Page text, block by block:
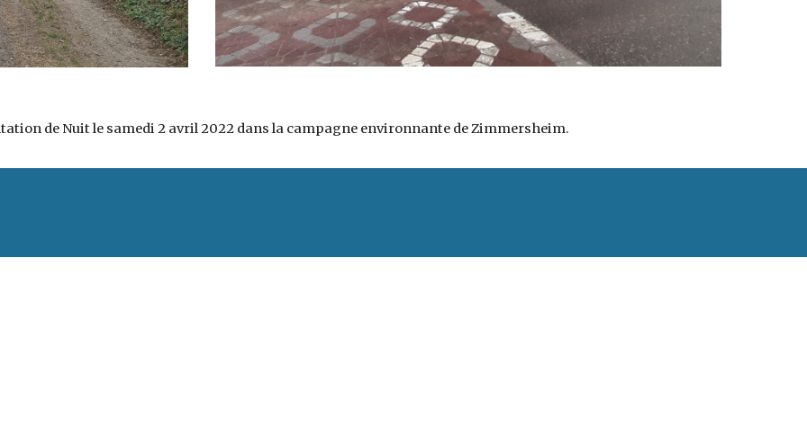
de Nuit le samedi 2 avril 2022 dans la campagne environnante de Zimmersheim.